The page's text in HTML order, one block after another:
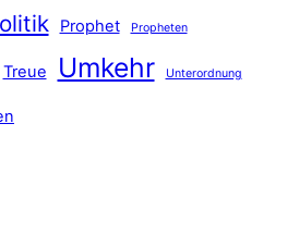
Prophet Propheten
Treue Umkehr Unterordnung